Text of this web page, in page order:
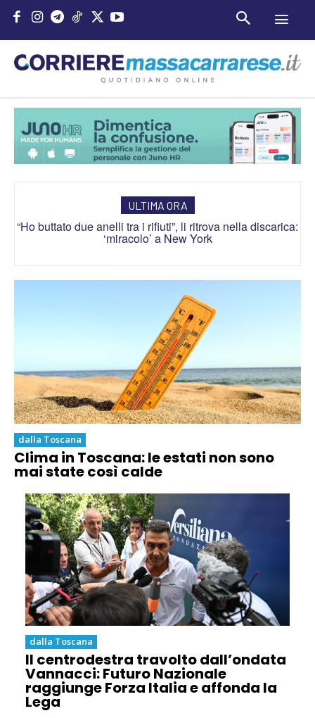
ULTIMA ORA
“Ho buttato due anelli tra i rifiuti”, li ritrova nella discarica:
‘miracolo’ a New York
Mezz’ora sul divano aumenta il rischio di morte, lo studio
(e il rimedio)
dalla Toscana
Clima in Toscana: le estati non sono
mai state così calde
dalla Toscana
Il centrodestra travolto dall’ondata
Vannacci: Futuro Nazionale
raggiunge Forza Italia e affonda la
Lega